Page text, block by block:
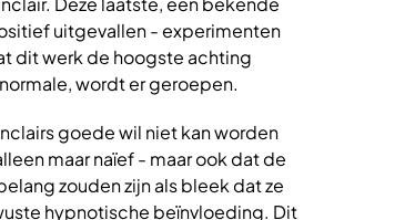
uitgevallen - experimenten
dit werk de hoogste achting
wordt er geroepen.
goede wil niet kan worden
maar naïef - maar ook dat de
zouden zijn als bleek dat ze
hypnotische beïnvloeding. Dit